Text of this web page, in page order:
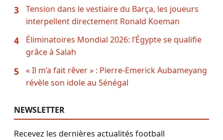
3
Tension dans le vestiaire du Barça, les joueurs
interpellent directement Ronald Koeman
4
Éliminatoires Mondial 2026: l’Égypte se qualifie
grâce à Salah
5
« Il m’a fait rêver » : Pierre-Emerick Aubameyang
révèle son idole au Sénégal
NEWSLETTER
Recevez les dernières actualités football